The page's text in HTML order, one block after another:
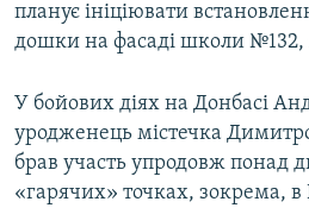
планує ініціювати
дошки на фасаді школи №132,
У бойових діях на Донбасі
уродженець містечка
брав участь упродовж понад
«гарячих» точках, зокрема, в